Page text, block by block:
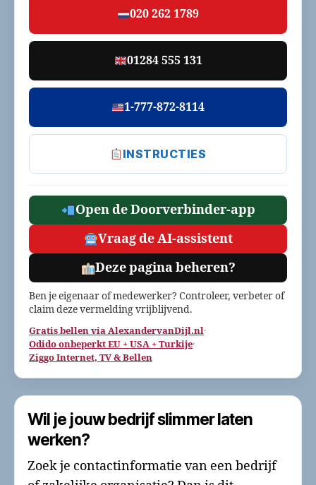
020 262 1789
01284 555 131
1-777-872-8114
INSTRUCTIES
Open de Doorverbinder-app
Vraag de AI-assistent
Deze pagina beheren?
Ben je eigenaar of medewerker? Controleer, verbeter of
claim deze vermelding vrijblijvend.
Gratis bellen via AlexandervanDijl.nl·
Odido onbeperkt EU + USA + Turkije·
Ziggo Internet, TV & Bellen
Wil je jouw bedrijf slimmer laten
werken?
Zoek je contactinformatie van een bedrijf